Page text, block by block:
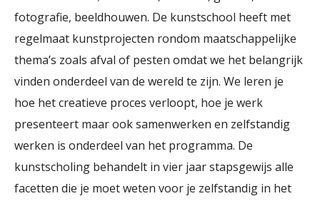
fotografie, beeldhouwen. De kunstschool heeft met
regelmaat kunstprojecten rondom maatschappelijke
thema’s zoals afval of pesten omdat we het belangrijk
vinden onderdeel van de wereld te zijn. We leren je
hoe het creatieve proces verloopt, hoe je werk
presenteert maar ook samenwerken en zelfstandig
werken is onderdeel van het programma. De
kunstscholing behandelt in vier jaar stapsgewijs alle
facetten die je moet weten voor je zelfstandig in het